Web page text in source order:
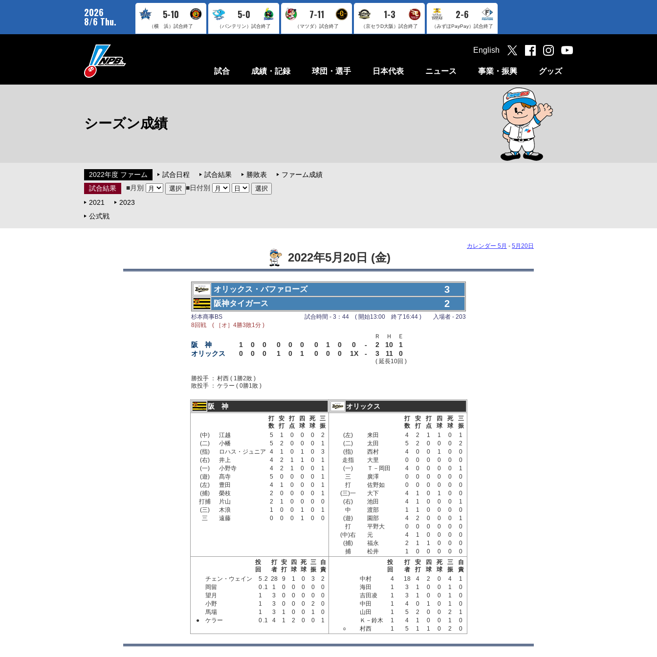
2026
8/6 Thu.
5-10
（横 浜） 試合終了
5-0
（バンテリン） 試合終了
7-11
（マツダ） 試合終了
1-3
（京セラD大阪） 試合終了
2-6
（みずほPayPay） 試合終了
試合 成績・記録 球団・選手 日本代表 ニュース 事業・振興 グッズ
English
シーズン成績
2022年度 ファーム 試合日程 試合結果 勝敗表
ファーム成績
試合結果
■月別
■日付別
2021
2023
公式戦
カレンダー 5月 - 5月20日
2022年5月20日 (金)
オリックス・バファローズ 3
阪神タイガース 2
杉本商事BS
試合時間 - 3：44 ( 開始13:00 終了16:44 ) 入場者 - 203
8回戦 ( ［オ］4勝3敗1分 )
Ｒ
Ｈ Ｅ
阪 神 1 0 0 0 0 0 0 1 0 0 - 2 10
1
オリックス
0 0 0 1 0 1 0 0 0 1X - 3 11 0
( 延長10回 )
勝投手 ： 村西 ( 1勝2敗 )
敗投手 ： ケラー ( 0勝1敗 )
阪 神 オリックス
打
数
安
打
打
点
四
球
死
球
三
振
(中)
江越 5 1 0 0 0
2
(二)
小幡 5 2 0 0 0
1
(指)
ロハス・ジュニア 4 1 0 1 0
3
(右)
井上 4 2 1 1 0
1
(一)
小野寺 4 2 1 0 0
1
(遊)
髙寺 5 0 0 0 0
1
(左)
豊田 4 1 0 0 0
1
(捕)
榮枝 2 0 0 0 0
1
打捕
片山 2 1 0 0 0
0
(三)
木浪 1 0 0 1 0
1
三
遠藤 0 0 0 1 0 0
打
数
安
打
打
点
四
球
死
球
三
振
(左)
来田 4 2 1 1 0
1
(二)
太田 5 2 0 0 0
2
(指)
西村 4 0 0 1 0
0
走指
大里 0 0 0 0 0
0
(一)
Ｔ－岡田 4 0 0 0 0
1
三
廣澤 0 0 0 0 0
0
打
佐野如 0 0 0 0 0
0
(三)一
大下 4 1 0 1 0
0
(右)
池田 4 1 0 0 0
1
中
渡部 1 1 0 0 0
0
(遊)
園部 4 2 0 0 0
1
打
平野大 0 0 0 0 0
0
(中)右
元 4 1 0 0 0
0
(捕)
福永 2 1 1 0 0
0
捕
松井 1 0 0 0 0
0
投
回
打
者
安
打
四
球
死
球
三
振
自
責
チェン・ウェイン
5 .2 28 9 1 0 3
2
岡留
0 .1 1 0 0 0 0
0
望月
1 3 0 0 0 0
0
小野
1 3 0 0 0 2
0
馬場
1 3 1 0 0 1
0
●
ケラー 0 .1 4 1 2 0 0 1
投
回
打
者
安
打
四
球
死
球
三
振
自
責
中村
4 18 4 2 0 4
1
海田
1 3 1 0 0 1
0
吉田凌
1 3 1 0 0 1
0
中田
1 4 0 1 0 1
0
山田
1 5 2 0 0 2
1
Ｋ－鈴木
1 4 1 0 0 1
0
○
村西 1 5 1 1 0 2 0